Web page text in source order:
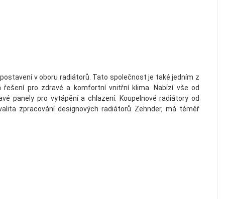
v oboru radiátorů. Tato společnost je také jedním z
pro zdravé a komfortní vnitřní klima. Nabízí vše od
panely pro vytápění a chlazení. Koupelnové radiátory od
zpracování designových radiátorů Zehnder, má téměř